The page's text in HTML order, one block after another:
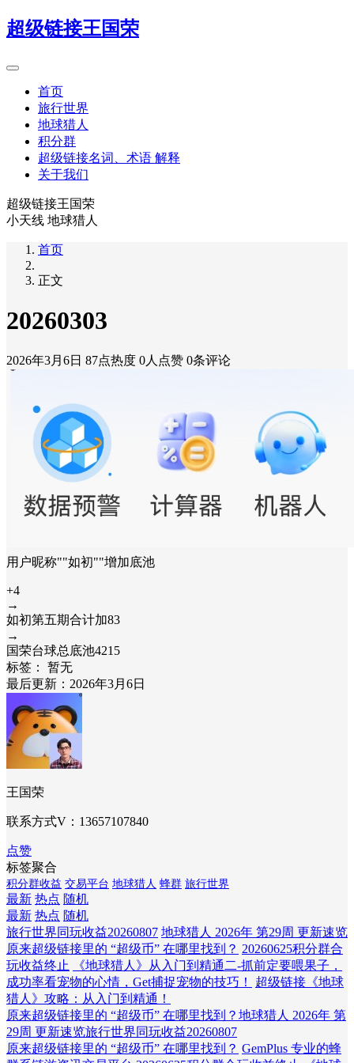
超级链接王国荣
首页
旅行世界
地球猎人
积分群
超级链接名词、术语 解释
关于我们
超级链接王国荣
小天线 地球猎人
首页
正文
20260303
2026年3月6日 87点热度 0人点赞 0条评论
用户昵称""如初""增加底池
+4
→
如初第五期合计加83
→
国荣台球总底池4215
标签：
暂无
最后更新：2026年3月6日
王国荣
联系方式V：13657107840
点赞
标签聚合
积分群收益 交易平台 地球猎人 蜂群 旅行世界
最新 热点 随机
最新 热点 随机
旅行世界同玩收益20260807 地球猎人 2026年 第29周 更新速览
原来超级链接里的 “超级币” 在哪里找到？ 20260625积分群合
玩收益终止
《地球猎人》从入门到精通二-抓前定要喂果子，
成功率看宠物的心情，Get捕捉宠物的技巧！
超级链接《地球
猎人》攻略：从入门到精通！
原来超级链接里的 “超级币” 在哪里找到？ 地球猎人 2026年 第
29周 更新速览旅行世界同玩收益20260807
原来超级链接里的 “超级币” 在哪里找到？ GemPlus 专业的蜂